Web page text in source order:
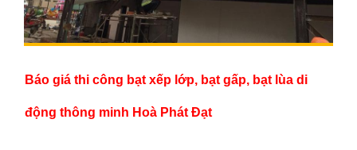
Báo giá thi công bạt xếp lớp, bạt gấp, bạt lùa di
động thông minh Hoà Phát Đạt